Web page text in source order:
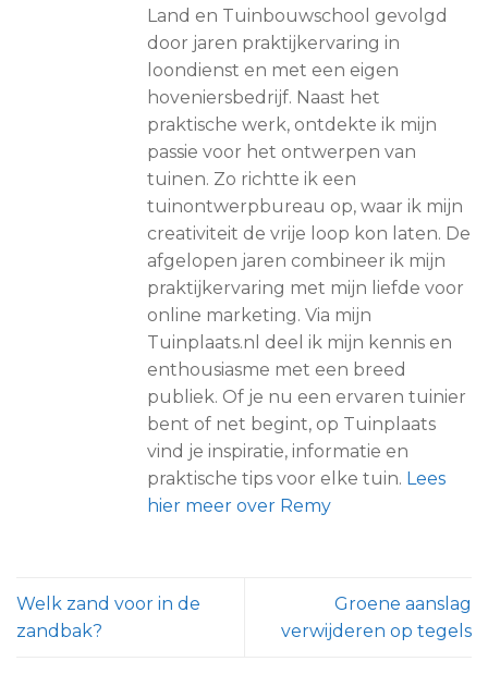
Land en Tuinbouwschool gevolgd
door jaren praktijkervaring in
loondienst en met een eigen
hoveniersbedrijf. Naast het
praktische werk, ontdekte ik mijn
passie voor het ontwerpen van
tuinen. Zo richtte ik een
tuinontwerpbureau op, waar ik mijn
creativiteit de vrije loop kon laten. De
afgelopen jaren combineer ik mijn
praktijkervaring met mijn liefde voor
online marketing. Via mijn
Tuinplaats.nl deel ik mijn kennis en
enthousiasme met een breed
publiek. Of je nu een ervaren tuinier
bent of net begint, op Tuinplaats
vind je inspiratie, informatie en
praktische tips voor elke tuin. Lees
hier meer over Remy
Welk zand voor in de
zandbak?
Groene aanslag
verwijderen op tegels